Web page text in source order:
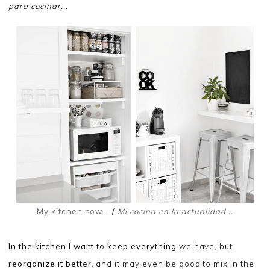
para cocinar...
My kitchen now... / Mi cocina en la actualidad...
In the kitchen I wanttokeep everything we have, but
reorganize it better , and it may even be good to mix in the